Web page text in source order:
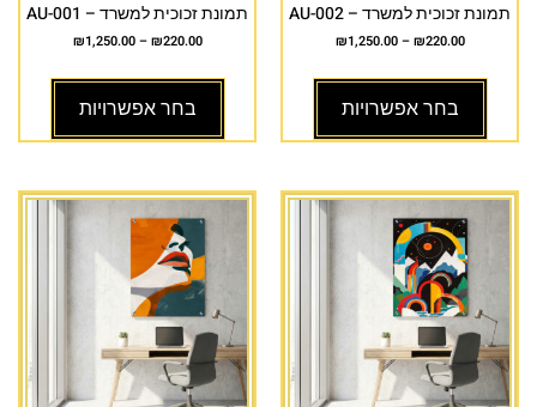
תמונת זכוכית למשרד – AU-002
₪220.00
–
₪1,250.00
בחר אפשרויות
תמונת זכוכית למשרד – AU-001
₪220.00
–
₪1,250.00
בחר אפשרויות